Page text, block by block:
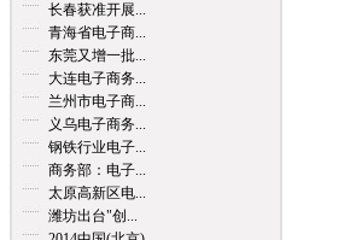
长春获准开展...
青海省电子商...
东莞又增一批...
大连电子商务...
兰州市电子商...
义乌电子商务...
钢铁行业电子...
商务部：电子...
太原高新区电...
潍坊出台"创...